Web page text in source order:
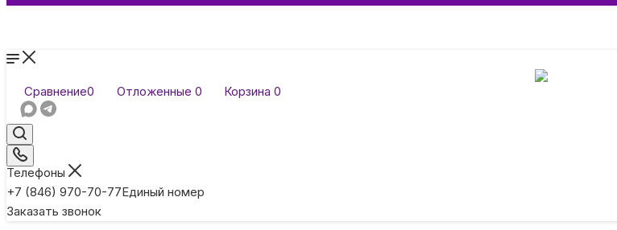
Сравнение0 Отложенные 0 Корзина 0
Телефоны
+7 (846) 970-70-77Единый номер
Заказать звонок